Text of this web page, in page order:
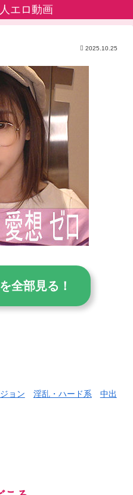
エロ動画
2025.10.25
全部見る！
ョン 淫乱・ハード系
中出